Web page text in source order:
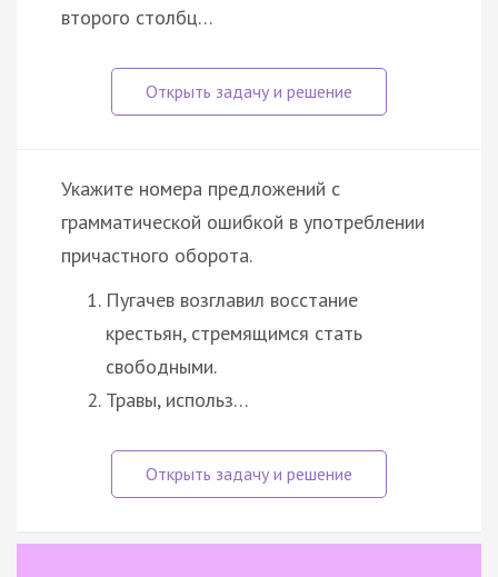
второго столбц…
Укажите номера предложений с
грамматической ошибкой в употреблении
причастного оборота.
Пугачев возглавил восстание
крестьян, стремящимся стать
свободными.
Травы, использ…